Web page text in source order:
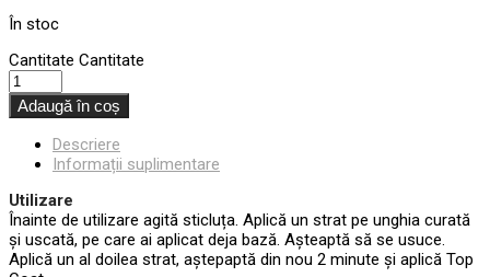
În stoc
Cantitate Cantitate
Adaugă în coș
Descriere
Informații suplimentare
Utilizare
Înainte de utilizare agită sticluța. Aplică un strat pe unghia curată
și uscată, pe care ai aplicat deja bază. Așteaptă să se usuce.
Aplică un al doilea strat, aștepaptă din nou 2 minute și aplică Top